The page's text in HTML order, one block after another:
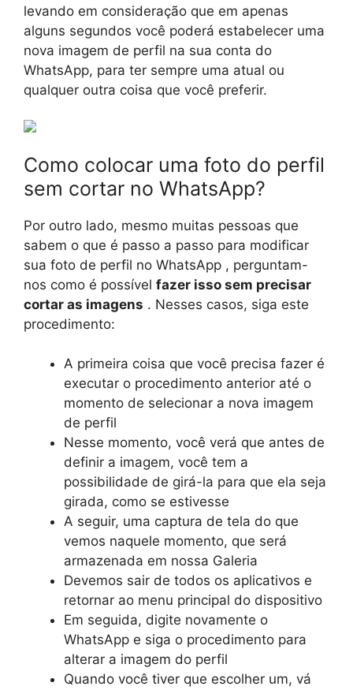
levando em consideração que em apenas
alguns segundos você poderá estabelecer uma
nova imagem de perfil na sua conta do
WhatsApp, para ter sempre uma atual ou
qualquer outra coisa que você preferir.
Como colocar uma foto do perfil
sem cortar no WhatsApp?
Por outro lado, mesmo muitas pessoas que
sabem o que é passo a passo para modificar
sua foto de perfil no WhatsApp , perguntam-
nos como é possível fazer isso sem precisar
cortar as imagens . Nesses casos, siga este
procedimento:
A primeira coisa que você precisa fazer é
executar o procedimento anterior até o
momento de selecionar a nova imagem
de perfil
Nesse momento, você verá que antes de
definir a imagem, você tem a
possibilidade de girá-la para que ela seja
girada, como se estivesse
A seguir, uma captura de tela do que
vemos naquele momento, que será
armazenada em nossa Galeria
Devemos sair de todos os aplicativos e
retornar ao menu principal do dispositivo
Em seguida, digite novamente o
WhatsApp e siga o procedimento para
alterar a imagem do perfil
Quando você tiver que escolher um, vá